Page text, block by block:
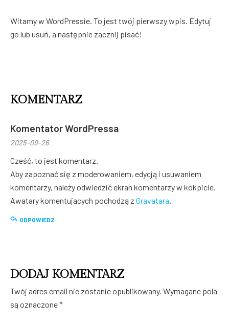
Witamy w WordPressie. To jest twój pierwszy wpis. Edytuj
go lub usuń, a następnie zacznij pisać!
KOMENTARZ
Komentator WordPressa
2025-09-26
Cześć, to jest komentarz.
Aby zapoznać się z moderowaniem, edycją i usuwaniem
komentarzy, należy odwiedzić ekran komentarzy w kokpicie.
Awatary komentujących pochodzą z Gravatara.
ODPOWIEDZ
DODAJ KOMENTARZ
Twój adres email nie zostanie opublikowany. Wymagane pola
są oznaczone*
ALTERNATIVE: